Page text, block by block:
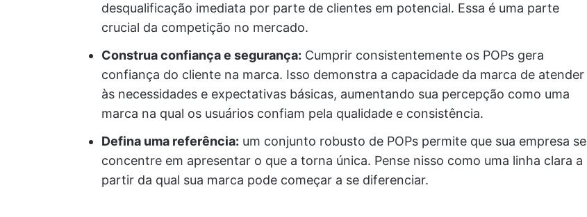
desqualificação imediata por parte de clientes em potencial. Essa é uma parte
crucial da competição no mercado.
Construa confiança e segurança: Cumprir consistentemente os POPs gera
confiança do cliente na marca. Isso demonstra a capacidade da marca de atender
às necessidades e expectativas básicas, aumentando sua percepção como uma
marca na qual os usuários confiam pela qualidade e consistência.
Defina uma referência: um conjunto robusto de POPs permite que sua empresa se
concentre em apresentar o que a torna única. Pense nisso como uma linha clara a
partir da qual sua marca pode começar a se diferenciar.